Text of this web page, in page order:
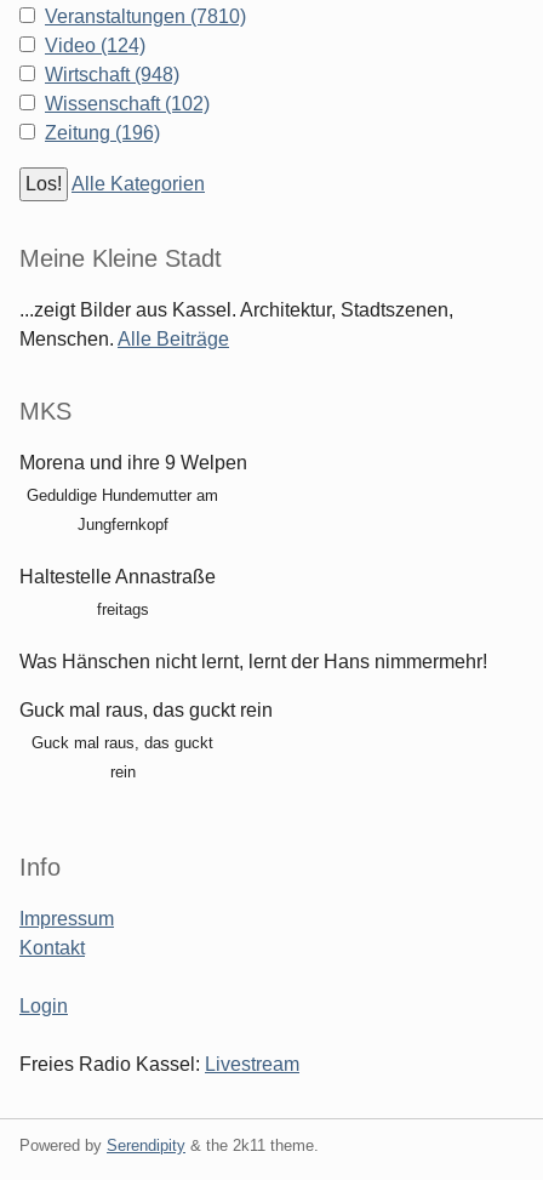
Veranstaltungen (7810)
Video (124)
Wirtschaft (948)
Wissenschaft (102)
Zeitung (196)
Alle Kategorien
Meine Kleine Stadt
...zeigt Bilder aus Kassel. Architektur, Stadtszenen,
Menschen. Alle Beiträge
MKS
Morena und ihre 9 Welpen
Geduldige Hundemutter am
Jungfernkopf
Haltestelle Annastraße
freitags
Was Hänschen nicht lernt, lernt der Hans nimmermehr!
Guck mal raus, das guckt rein
Guck mal raus, das guckt
rein
Info
Impressum
Kontakt
Login
Freies Radio Kassel: Livestream
Powered by Serendipity & the 2k11 theme.